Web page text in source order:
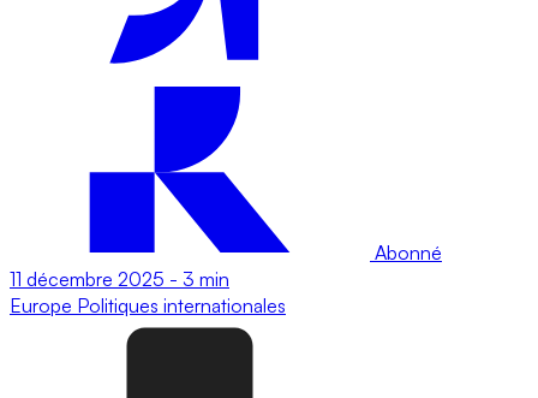
Abonné
11 décembre 2025 - 3 min
Europe Politiques internationales